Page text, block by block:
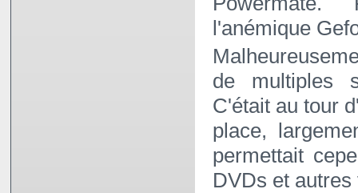
l'anémique
de multiples
C'était au tour
place,
permettait
DVDs et